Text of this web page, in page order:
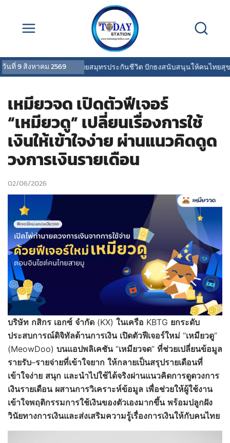
วันที่9 สิงหาคม 2569
OCEAN LIFE ไทยสมุทรประกันชีวิต ปักธงสนับสนุนให้คนไทยสุขภ
เหมียวจด เปิดตัวฟีเจอร์
“เหมียวดู” เปลี่ยนเรื่องการใช้
เงินให้เข้าใจง่าย ผ่านแนวคิดดูด
วงการเงินรายเดือน
02/06/2026
บริษัท กสิกร เอกซ์ จำกัด (KX) ในเครือ KBTG ยกระดับ
ประสบการณ์ดิจิทัลด้านการเงิน เปิดตัวฟีเจอร์ใหม่ “เหมียวดู”
(MeowDoo) บนแอปพลิเคชัน“เหมียวจด” ที่ช่วยเปลี่ยนข้อมูล
รายรับ–รายจ่ายที่เข้าใจยาก ให้กลายเป็นสรุปรายเดือนที่
เข้าใจง่าย สนุก และนำไปใช้ได้จริงผ่านแนวคิดการดูดวงการ
เงินรายเดือน ผสานการวิเคราะห์ข้อมูล เพื่อช่วยให้ผู้ใช้งาน
เข้าใจพฤติกรรมการใช้เงินของตัวเองมากขึ้น พร้อมปลูกฝัง
วินัยทางการเงินและส่งเสริมความรู้เรื่องการเงินให้กับคนไทย